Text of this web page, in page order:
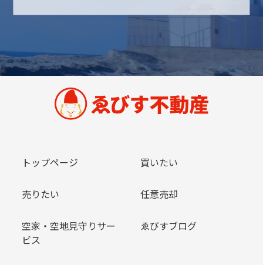
トップページ 買いたい
売りたい 任意売却
空家・空地見守りサー
ビス
ゑびすブログ